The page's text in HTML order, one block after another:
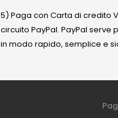
5) Paga con Carta di credito
circuito PayPal. PayPal
in modo rapido, semplice e